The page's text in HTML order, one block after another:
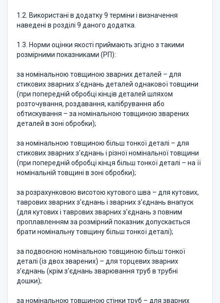
1.2. Використані в додатку 9 терміни і визначення
наведені в розділі 9 даного додатка.
1.3. Норми оцінки якості приймають згідно з такими
розмірними показниками (РП):
за номінальною товщиною зварних деталей – для
стикових зварних з’єднань деталей однакової товщини
(при попередній обробці кінців де­талей шляхом
розточування, роздавання, калібрування або
обтискуван­ня – за номінальною товщиною зварених
деталей в зоні обробки);
за номінальною товщиною більш тонкої деталі – для
стикових звар­них з’єднань і різної номінальної товщини
(при попередній обробці кінця більш тонкої деталі – на її
номінальній товщині в зоні обробки);
за розрахунковою висотою кутового шва – для кутових,
таврових зварних з’єднань і зварних з’єднань внапуск
(для кутових і таврових зварних з’єднань з повним
проплавленням за розмірний показник допу­скається
брати номінальну товщину більш тонкої деталі);
за подвоєною номінальною товщиною більш тонкої
деталі (із двох зварених) – для торцевих зварних
з’єднань (крім з’єднань зварювання труб в трубні
дошки);
за номінальною товщиною стінки труб – для зварних